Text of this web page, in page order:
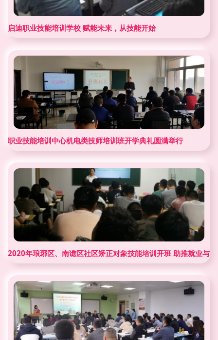
启迪职业技能培训学校 赋能未来，从技能开始
职业技能培训中心机电类技师培训班开学典礼圆满举行
2020年琅琊区、南谯区社区矫正对象技能培训开班 助推就业与